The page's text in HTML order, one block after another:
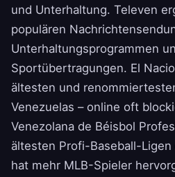
und Unterhaltung. Televen
populären
Unterhaltungsprogrammen
Sportübertragungen. El
ältesten und
Venezuelas – online oft
Venezolana de Béisbol
ältesten Profi-Baseball-Ligen
hat mehr MLB-Spieler